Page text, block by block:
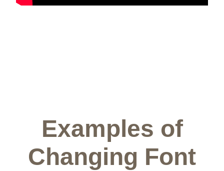
Examples of
Changing Font